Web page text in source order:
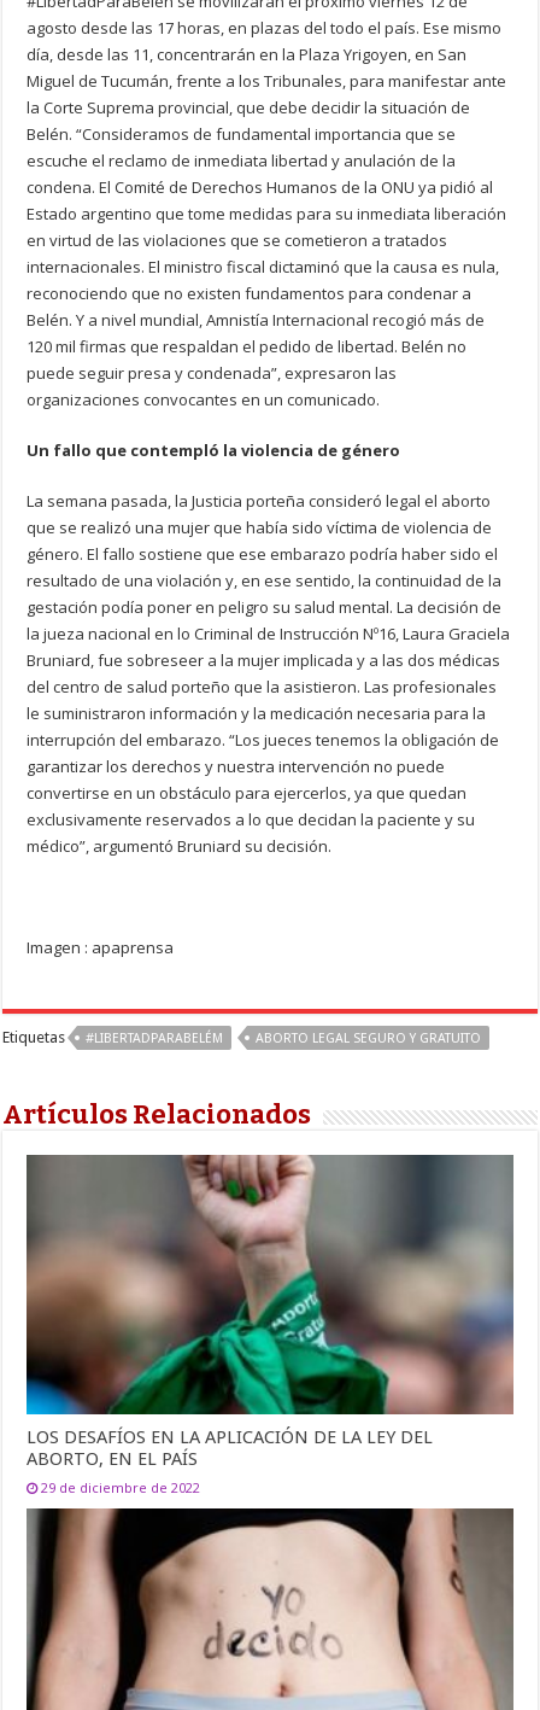
agosto desde las 17 horas, en plazas del todo el país. Ese mismo
día, desde las 11, concentrarán en la Plaza Yrigoyen, en San
Miguel de Tucumán, frente a los Tribunales, para manifestar ante
la Corte Suprema provincial, que debe decidir la situación de
Belén. “Consideramos de fundamental importancia que se
escuche el reclamo de inmediata libertad y anulación de la
condena. El Comité de Derechos Humanos de la ONU ya pidió al
Estado argentino que tome medidas para su inmediata liberación
en virtud de las violaciones que se cometieron a tratados
internacionales. El ministro fiscal dictaminó que la causa es nula,
reconociendo que no existen fundamentos para condenar a
Belén. Y a nivel mundial, Amnistía Internacional recogió más de
120 mil firmas que respaldan el pedido de libertad. Belén no
puede seguir presa y condenada”, expresaron las
organizaciones convocantes en un comunicado.
Un fallo que contempló la violencia de género
La semana pasada, la Justicia porteña consideró legal el aborto
que se realizó una mujer que había sido víctima de violencia de
género. El fallo sostiene que ese embarazo podría haber sido el
resultado de una violación y, en ese sentido, la continuidad de la
gestación podía poner en peligro su salud mental. La decisión de
la jueza nacional en lo Criminal de Instrucción Nº16, Laura Graciela
Bruniard, fue sobreseer a la mujer implicada y a las dos médicas
del centro de salud porteño que la asistieron. Las profesionales
le suministraron información y la medicación necesaria para la
interrupción del embarazo. “Los jueces tenemos la obligación de
garantizar los derechos y nuestra intervención no puede
convertirse en un obstáculo para ejercerlos, ya que quedan
exclusivamente reservados a lo que decidan la paciente y su
médico”, argumentó Bruniard su decisión.
Imagen : apaprensa
Etiquetas #LIBERTADPARABELÉM ABORTO LEGAL SEGURO Y GRATUITO
Artículos Relacionados
LOS DESAFÍOS EN LA APLICACIÓN DE LA LEY DEL
ABORTO, EN EL PAÍS
29 de diciembre de 2022